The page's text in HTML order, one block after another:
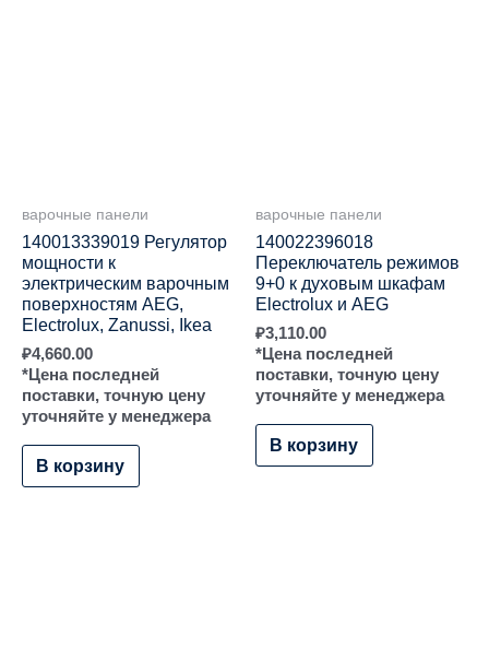
варочные панели
140013339019 Регулятор
мощности к
электрическим варочным
поверхностям AEG,
Electrolux, Zanussi, Ikea
₽4,660.00
*Цена последней
поставки, точную цену
уточняйте у менеджера
В корзину
варочные панели
140022396018
Переключатель режимов
9+0 к духовым шкафам
Electrolux и AEG
₽3,110.00
*Цена последней
поставки, точную цену
уточняйте у менеджера
В корзину